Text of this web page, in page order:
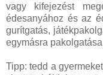
vagy kifejezést
édesanyához és az
gurítgatás,
egymásra
Tipp: tedd a